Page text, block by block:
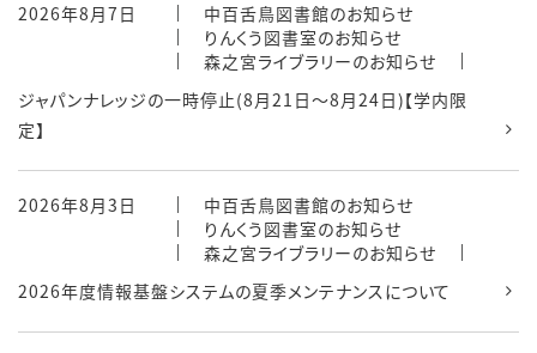
2026年8月7日
中百舌鳥図書館のお知らせ
りんくう図書室のお知らせ
森之宮ライブラリーのお知らせ
ジャパンナレッジの一時停止(8月21日～8月24日)【学内限
定】
2026年8月3日
中百舌鳥図書館のお知らせ
りんくう図書室のお知らせ
森之宮ライブラリーのお知らせ
2026年度情報基盤システムの夏季メンテナンスについて